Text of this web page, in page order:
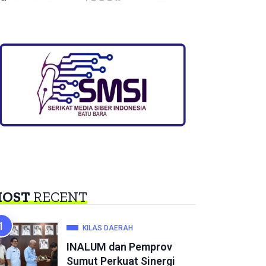
RECENT
KILAS DAERAH
INALUM dan Pemprov
Sumut Perkuat Sinergi